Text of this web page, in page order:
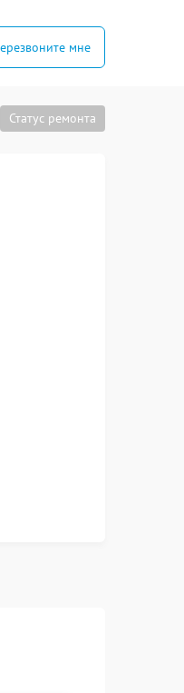
мне
Статус ремонта